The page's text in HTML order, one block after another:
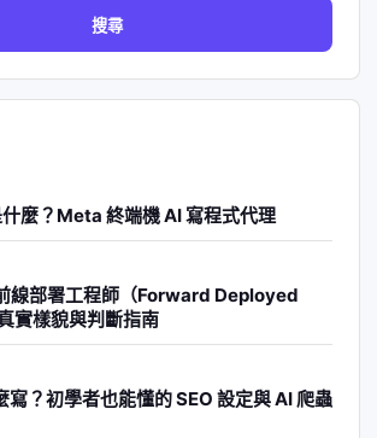
麼？Meta 終端機 AI 寫程式代理
線部署工程師（Forward Deployed
實樣貌與判斷指南
？初學者也能懂的 SEO 設定與 AI 爬蟲